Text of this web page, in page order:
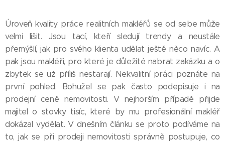
Úroveň kvality práce realitních makléřů se od sebe může
velmi lišit. Jsou tací, kteří sledují trendy a neustále
přemýšlí, jak pro svého klienta udělat ještě něco navíc. A
pak jsou makléři, pro které je důležité nabrat zakázku a o
zbytek se už příliš nestarají. Nekvalitní práci poznáte na
první pohled. Bohužel se pak často podepisuje i na
prodejní ceně nemovitosti. V nejhorším případě přijde
majitel o stovky tisíc, které by mu profesionální makléř
dokázal vydělat. V dnešním článku se proto podíváme na
to, jak se při prodeji nemovitosti správně postupuje, co